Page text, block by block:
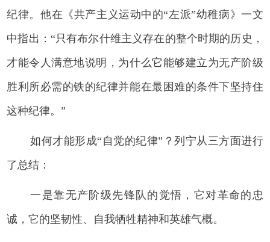
纪律。他在《共产主义运动中的“左派”幼稚病》一文
中指出：“只有布尔什维主义存在的整个时期的历史，
才能令人满意地说明，为什么它能够建立为无产阶级
胜利所必需的铁的纪律并能在最困难的条件下坚持住
这种纪律。”
如何才能形成“自觉的纪律”？列宁从三方面进行
了总结：
一是靠无产阶级先锋队的觉悟，它对革命的忠
诚，它的坚韧性、自我牺牲精神和英雄气概。